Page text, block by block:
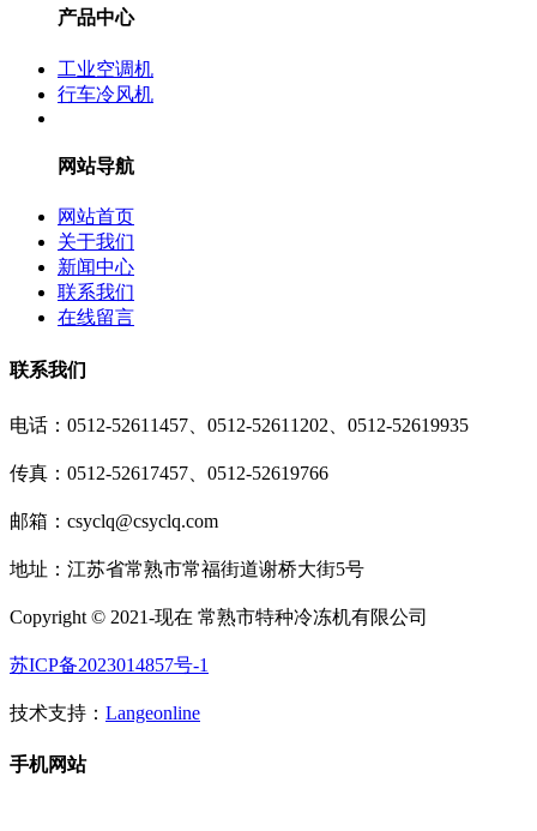
产品中心
工业空调机
行车冷风机
网站导航
网站首页
关于我们
新闻中心
联系我们
在线留言
联系我们
电话：0512-52611457、0512-52611202、0512-52619935
传真：0512-52617457、0512-52619766
邮箱：csyclq@csyclq.com
地址：江苏省常熟市常福街道谢桥大街5号
Copyright © 2021-现在 常熟市特种冷冻机有限公司
苏ICP备2023014857号-1
技术支持： Langeonline
手机网站